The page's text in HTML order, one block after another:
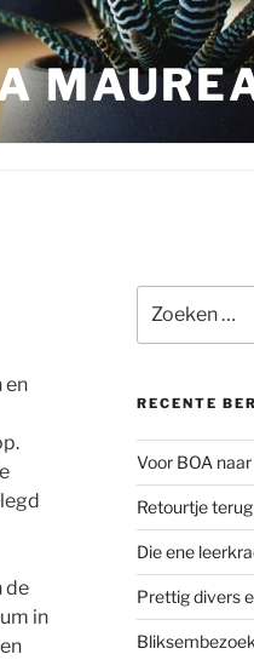
en
de
in
naar:
RECENTE
Voor BOA
Retourtje
Die ene
Prettig divers